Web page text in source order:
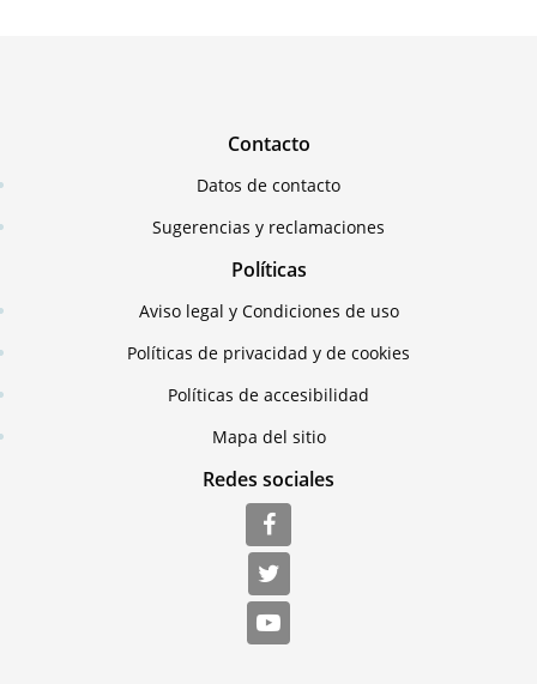
Contacto
Datos de contacto
Sugerencias y reclamaciones
Políticas
Aviso legal y Condiciones de uso
Políticas de privacidad y de cookies
Políticas de accesibilidad
Mapa del sitio
Redes sociales